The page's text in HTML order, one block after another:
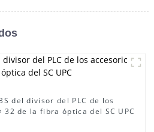
del divisor del PLC de los
32 de la fibra óptica del SC UPC